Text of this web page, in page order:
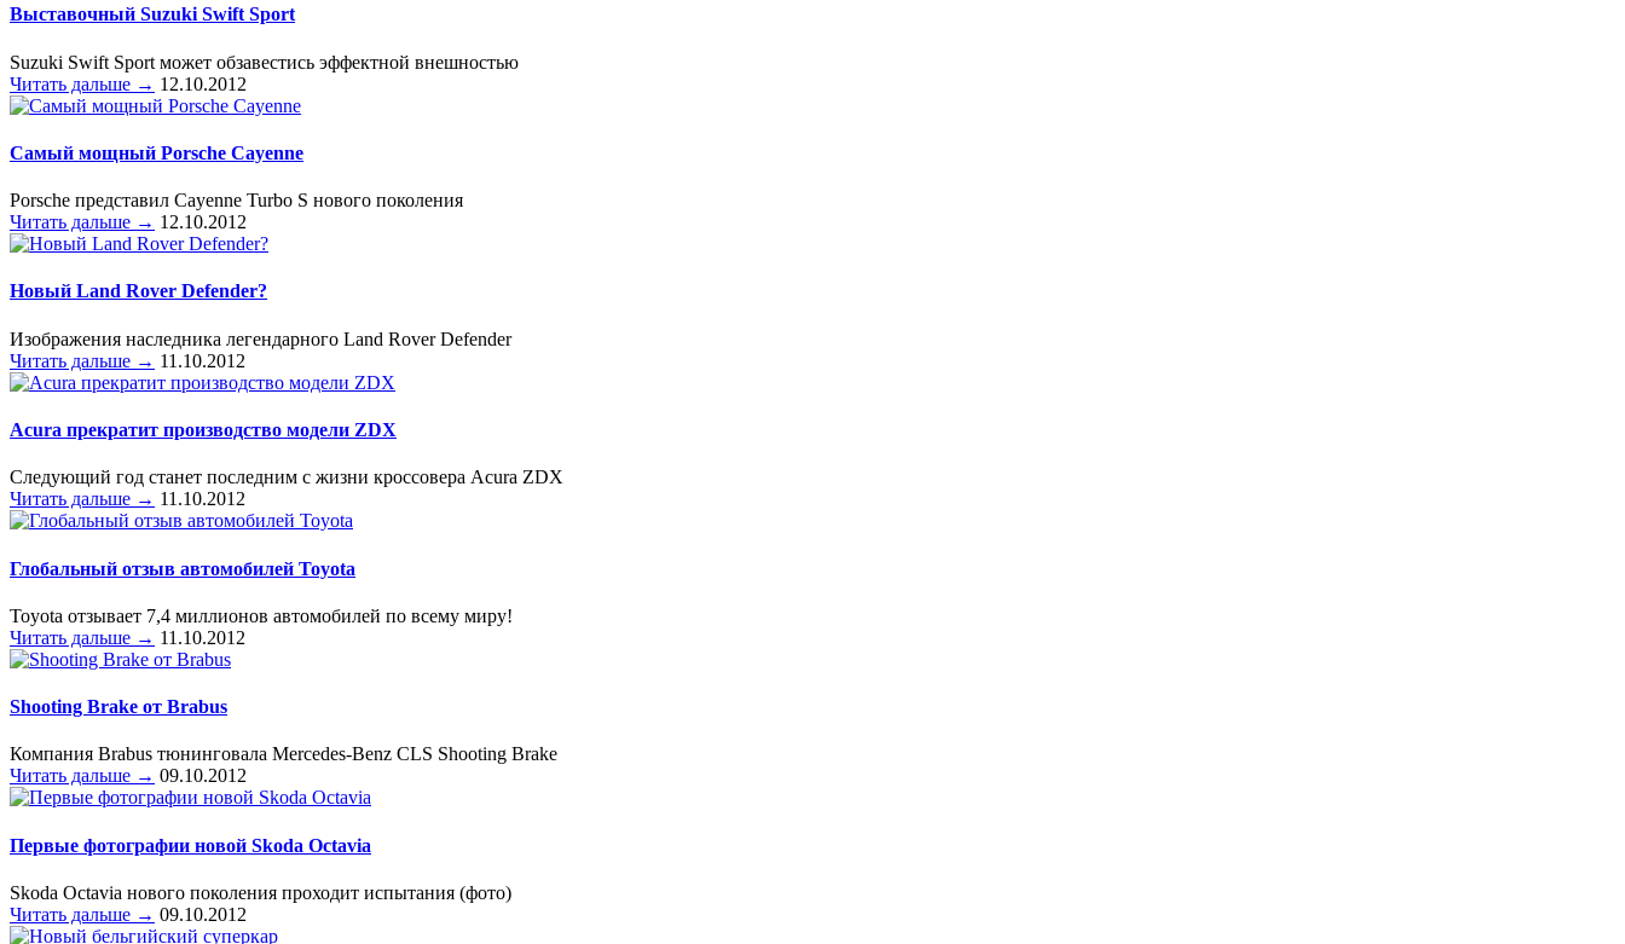
Выставочный Suzuki Swift Sport
Suzuki Swift Sport может обзавестись эффектной внешностью
Читать дальше → 12.10.2012
Самый мощный Porsche Cayenne
Porsche представил Cayenne Turbo S нового поколения
Читать дальше → 12.10.2012
Новый Land Rover Defender?
Изображения наследника легендарного Land Rover Defender
Читать дальше → 11.10.2012
Acura прекратит производство модели ZDX
Следующий год станет последним с жизни кроссовера Acura ZDX
Читать дальше → 11.10.2012
Глобальный отзыв автомобилей Toyota
Toyota отзывает 7,4 миллионов автомобилей по всему миру!
Читать дальше → 11.10.2012
Shooting Brake от Brabus
Компания Brabus тюнинговала Mercedes-Benz CLS Shooting Brake
Читать дальше → 09.10.2012
Первые фотографии новой Skoda Octavia
Skoda Octavia нового поколения проходит испытания (фото)
Читать дальше → 09.10.2012